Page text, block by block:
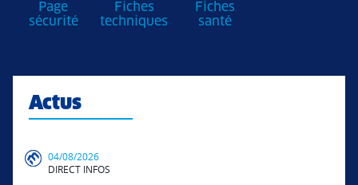
Page
sécurité
Fiches
techniques
Fiches
santé
Actus
04/08/2026
DIRECT INFOS